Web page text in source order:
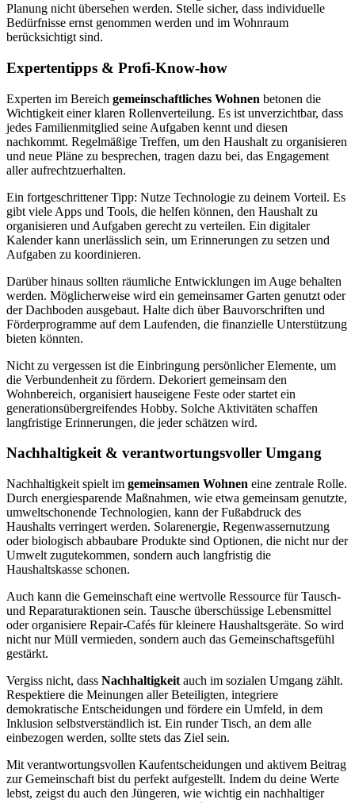
Planung nicht übersehen werden. Stelle sicher, dass individuelle
Bedürfnisse ernst genommen werden und im Wohnraum
berücksichtigt sind.
Expertentipps & Profi-Know-how
Experten im Bereich gemeinschaftliches Wohnen betonen die
Wichtigkeit einer klaren Rollenverteilung. Es ist unverzichtbar, dass
jedes Familienmitglied seine Aufgaben kennt und diesen
nachkommt. Regelmäßige Treffen, um den Haushalt zu organisieren
und neue Pläne zu besprechen, tragen dazu bei, das Engagement
aller aufrechtzuerhalten.
Ein fortgeschrittener Tipp: Nutze Technologie zu deinem Vorteil. Es
gibt viele Apps und Tools, die helfen können, den Haushalt zu
organisieren und Aufgaben gerecht zu verteilen. Ein digitaler
Kalender kann unerlässlich sein, um Erinnerungen zu setzen und
Aufgaben zu koordinieren.
Darüber hinaus sollten räumliche Entwicklungen im Auge behalten
werden. Möglicherweise wird ein gemeinsamer Garten genutzt oder
der Dachboden ausgebaut. Halte dich über Bauvorschriften und
Förderprogramme auf dem Laufenden, die finanzielle Unterstützung
bieten könnten.
Nicht zu vergessen ist die Einbringung persönlicher Elemente, um
die Verbundenheit zu fördern. Dekoriert gemeinsam den
Wohnbereich, organisiert hauseigene Feste oder startet ein
generationsübergreifendes Hobby. Solche Aktivitäten schaffen
langfristige Erinnerungen, die jeder schätzen wird.
Nachhaltigkeit & verantwortungsvoller Umgang
Nachhaltigkeit spielt im gemeinsamen Wohnen eine zentrale Rolle.
Durch energiesparende Maßnahmen, wie etwa gemeinsam genutzte,
umweltschonende Technologien, kann der Fußabdruck des
Haushalts verringert werden. Solarenergie, Regenwassernutzung
oder biologisch abbaubare Produkte sind Optionen, die nicht nur der
Umwelt zugutekommen, sondern auch langfristig die
Haushaltskasse schonen.
Auch kann die Gemeinschaft eine wertvolle Ressource für Tausch-
und Reparaturaktionen sein. Tausche überschüssige Lebensmittel
oder organisiere Repair-Cafés für kleinere Haushaltsgeräte. So wird
nicht nur Müll vermieden, sondern auch das Gemeinschaftsgefühl
gestärkt.
Vergiss nicht, dass Nachhaltigkeit auch im sozialen Umgang zählt.
Respektiere die Meinungen aller Beteiligten, integriere
demokratische Entscheidungen und fördere ein Umfeld, in dem
Inklusion selbstverständlich ist. Ein runder Tisch, an dem alle
einbezogen werden, sollte stets das Ziel sein.
Mit verantwortungsvollen Kaufentscheidungen und aktivem Beitrag
zur Gemeinschaft bist du perfekt aufgestellt. Indem du deine Werte
lebst, zeigst du auch den Jüngeren, wie wichtig ein nachhaltiger